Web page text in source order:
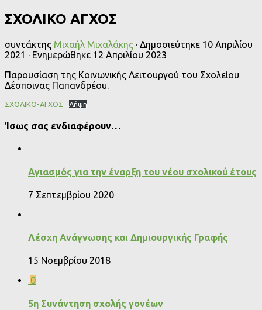
ΣΧΟΛΙΚΟ ΑΓΧΟΣ
συντάκτης Μιχαήλ Μιχαλάκης · Δημοσιεύτηκε 10 Απριλίου
2021 · Ενημερώθηκε 12 Απριλίου 2023
Παρουσίαση της Κοινωνικής Λειτουργού του Σχολείου
Δέσποινας Παπανδρέου.
ΣΧΟΛΙΚΟ-ΑΓΧΟΣ Λήψη
Ίσως σας ενδιαφέρουν…
Αγιασμός για την έναρξη του νέου σχολικού έτους
7 Σεπτεμβρίου 2020
Λέσχη Ανάγνωσης και Δημιουργικής Γραφής
15 Νοεμβρίου 2018
0
5η Συνάντηση σχολής γονέων